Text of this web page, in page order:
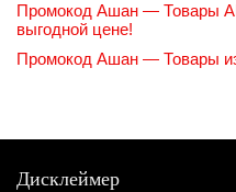
Промокод Ашан — Товары
выгодной цене!
Промокод Ашан — Товары
Дисклеймер